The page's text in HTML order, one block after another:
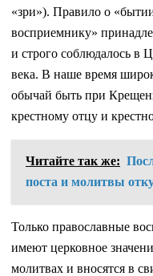
«зри»). Правило о
восприемнику»
и строго соблюдалось в
века. В наше время
обычай быть при
крестному отцу и
Читайте так же:
поста и молитвы
Только православные
имеют церковное
молитвах и вносятся в